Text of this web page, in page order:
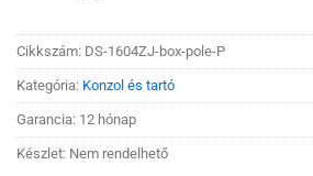
Cikkszám: DS-1604ZJ-box-pole-P
Kategória: Konzol és tartó
Garancia: 12 hónap
Készlet: Nem rendelhető